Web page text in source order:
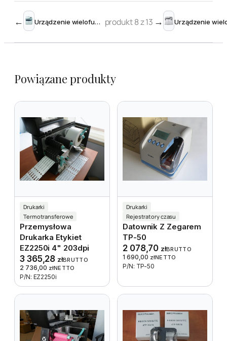
← Urządzenie wielofunkcyjne OKI MB461dn produkt 8 z 13 →
Powiązane produkty
Drukarki
Termotransferowe
Przemysłowa
Drukarka Etykiet
EZ2250i 4" 203dpi
3 365,28 złBRUTTO
2 736,00 złNETTO
P/N: EZ2250i
Drukarki
Rejestratory czasu
Datownik Z Zegarem
TP-50
2 078,70 złBRUTTO
1 690,00 złNETTO
P/N: TP-50